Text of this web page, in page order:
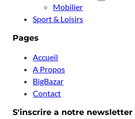
Mobilier
Sport & Loisirs
Pages
Accueil
A Propos
BigBazar
Contact
S'inscrire a notre newsletter